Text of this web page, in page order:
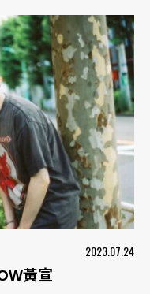
2023.07.24
黃宣